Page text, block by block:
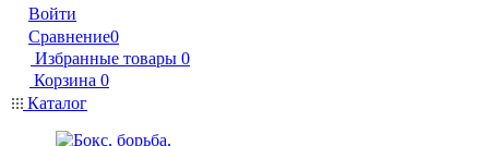
Войти
Сравнение0
Избранные товары 0
Корзина 0
Каталог